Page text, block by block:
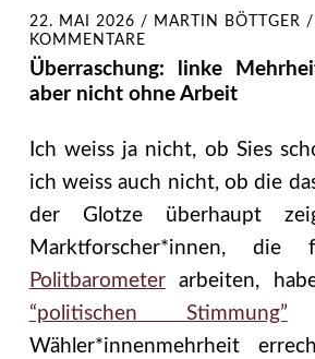
22. MAI 2026 / MARTIN BÖTTGER /
KOMMENTARE
Überraschung: linke
aber nicht ohne Arbeit
Ich weiss ja nicht, ob Sies
ich weiss auch nicht, ob die
der Glotze überhaupt
Marktforscher*innen,
Politbarometerarbeiten,
“politischen Stimmung”
Wähler*innenmehrheit